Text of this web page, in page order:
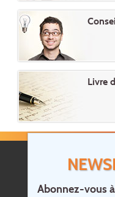
Abonnez-vous
Livre